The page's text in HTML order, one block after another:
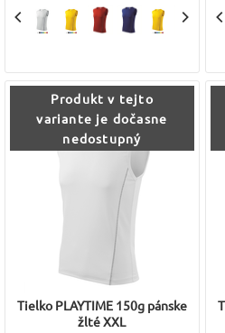
Produkt v tejto
variante je dočasne
nedostupný
Tielko PLAYTIME 150g pánske
žlté XXL